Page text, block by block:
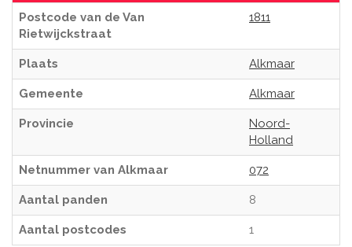
Postcode van de Van
Rietwijckstraat
1811
Plaats Alkmaar
Gemeente Alkmaar
Provincie
Noord-
Holland
Netnummer van Alkmaar 072
Aantal panden 8
Aantal postcodes 1